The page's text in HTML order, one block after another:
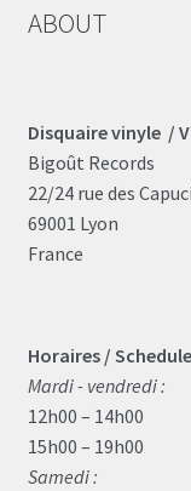
ABOUT
Disquaire vinyle /
Bigoût Records
22/24 rue des
69001 Lyon
France
Horaires /
Mardi - vendredi :
12h00 – 14h00
15h00 – 19h00
Samedi :